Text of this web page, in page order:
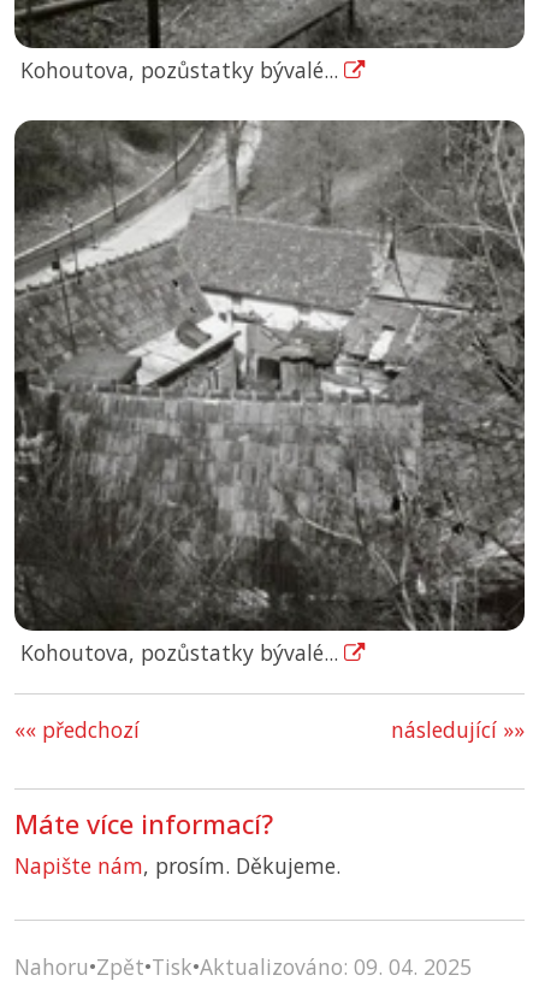
Kohoutova, pozůstatky bývalé...
Kohoutova, pozůstatky bývalé...
«« předchozí následující »»
Máte více informací?
Napište nám, prosím. Děkujeme.
Nahoru•Zpět•Tisk•Aktualizováno: 09. 04. 2025